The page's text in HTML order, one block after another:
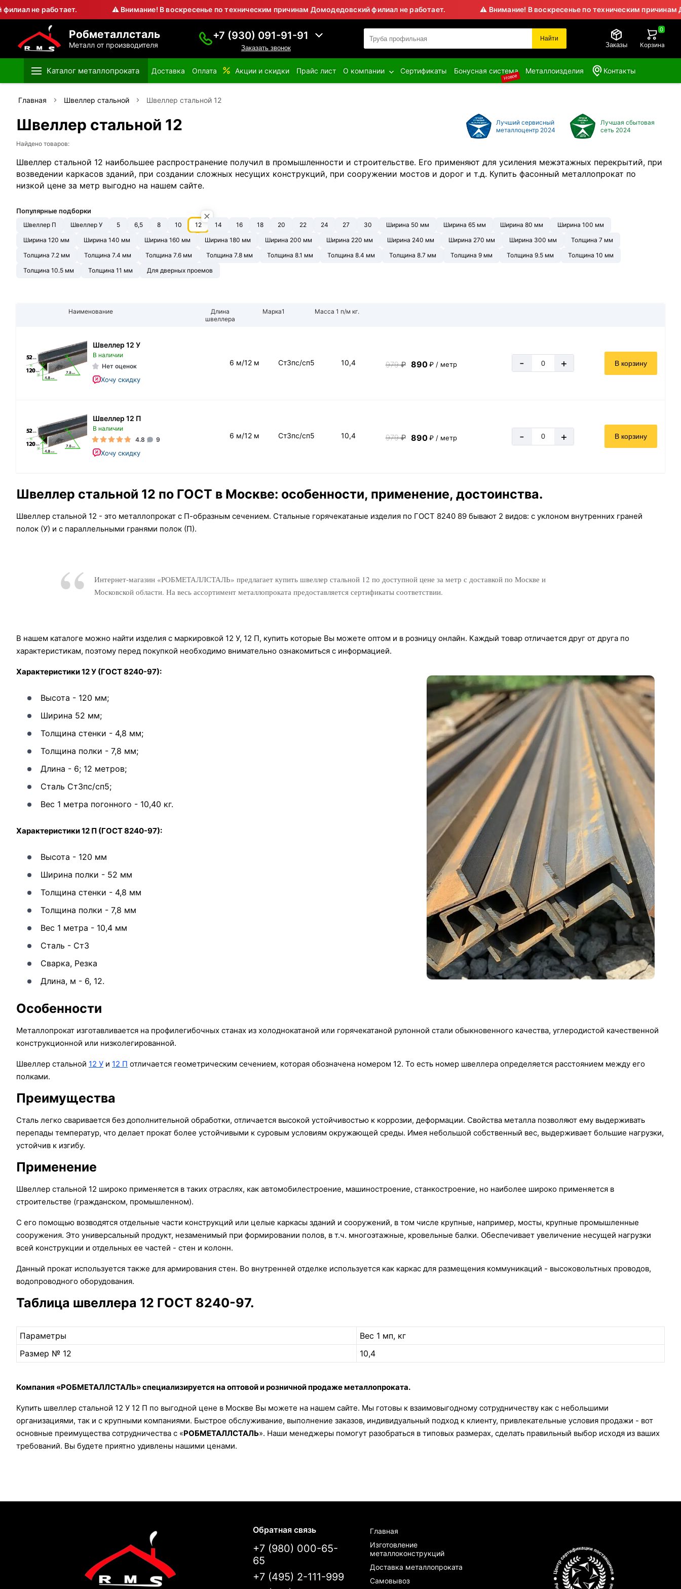
работает. ⚠ Внимание! В воскресенье по техническим причинам Домодедовский филиал не работает. ⚠ Внимание! В воскресенье по техническим причинам
Робметаллсталь
Металл от производителя
+7 (930) 091-91-91
Заказать звонок
Найти
Заказы Корзина
0
Каталог металлопроката Доставка Оплата Акции и скидки Прайс лист О компании Сертификаты Бонусная система
Новое
Металлоизделия Контакты
Главная Швеллер стальной Швеллер стальной 12
Швеллер стальной 12
Найдено товаров:
Швеллер стальной 12 наибольшее распространение получил в промышленности и строительстве. Его применяют для усиления межэтажных перекрытий, при
возведении каркасов зданий, при создании сложных несущих конструкций, при сооружении мостов и дорог и т.д. Купить фасонный металлопрокат по
низкой цене за метр выгодно на нашем сайте.
Популярные подборки
Швеллер П Швеллер У 5 6,5 8 10 12 14 16 18 20 22 24 27 30 Ширина 50 мм Ширина 65 мм Ширина 80 мм
Ширина 100 мм
Ширина 120 мм
Ширина 140 мм Ширина 160 мм Ширина 180 мм Ширина 200 мм Ширина 220 мм Ширина 240 мм Ширина 270 мм Ширина 300 мм
Толщина 7 мм
Толщина 7.2 мм
Толщина 7.4 мм Толщина 7.6 мм Толщина 7.8 мм Толщина 8.1 мм Толщина 8.4 мм Толщина 8.7 мм Толщина 9 мм Толщина 9.5 мм
Толщина 10 мм
Толщина 10.5 мм
Толщина 11 мм Для дверных проемов
Лучший сервисный
металлоцентр 2024
Лучшая сбытовая
сеть 2024
Наименование
Длина
швеллера
Марка1 Масса 1 п/м кг.
Швеллер 12 У
В наличии
Нет оценок
Хочу скидку
6 м/12 м Ст3пс/сп5 10,4 979₽ 890 ₽ / метр - + В корзину
Швеллер 12 П
В наличии
4.8
9
Хочу скидку
6 м/12 м Ст3пс/сп5 10,4 979₽ 890 ₽ / метр - + В корзину
Швеллер стальной 12 по ГОСТ в Москве: особенности, применение, достоинства.
Швеллер стальной 12 - это металлопрокат с П-образным сечением. Стальные горячекатаные изделия по ГОСТ 8240 89 бывают 2 видов: с уклоном внутренних граней
полок (У) и с параллельными гранями полок (П).
Интернет-магазин «РОБМЕТАЛЛСТАЛЬ» предлагает купить швеллер стальной 12 по доступной цене за метр с доставкой по Москве и
Московской области. На весь ассортимент металлопроката предоставляется сертификаты соответствии.
В нашем каталоге можно найти изделия с маркировкой 12 У, 12 П, купить которые Вы можете оптом и в розницу онлайн. Каждый товар отличается друг от друга по
характеристикам, поэтому перед покупкой необходимо внимательно ознакомиться с информацией.
Характеристики 12 У (ГОСТ 8240-97):
Высота - 120 мм;
Ширина 52 мм;
Толщина стенки - 4,8 мм;
Толщина полки - 7,8 мм;
Длина - 6; 12 метров;
Сталь Ст3пс/сп5;
Вес 1 метра погонного - 10,40 кг.
Характеристики 12 П (ГОСТ 8240-97):
Высота - 120 мм
Ширина полки - 52 мм
Толщина стенки - 4,8 мм
Толщина полки - 7,8 мм
Вес 1 метра - 10,4 мм
Сталь - Ст3
Сварка, Резка
Длина, м - 6, 12.
Особенности
Металлопрокат изготавливается на профилегибочных станах из холоднокатаной или горячекатаной рулонной стали обыкновенного качества, углеродистой качественной
конструкционной или низколегированной.
Швеллер стальной 12 У и 12 П отличается геометрическим сечением, которая обозначена номером 12. То есть номер швеллера определяется расстоянием между его
полками.
Преимущества
Сталь легко сваривается без дополнительной обработки, отличается высокой устойчивостью к коррозии, деформации. Свойства металла позволяют ему выдерживать
перепады температур, что делает прокат более устойчивыми к суровым условиям окружающей среды. Имея небольшой собственный вес, выдерживает большие нагрузки,
устойчив к изгибу.
Применение
Швеллер стальной 12 широко применяется в таких отраслях, как автомобилестроение, машиностроение, станкостроение, но наиболее широко применяется в
строительстве (гражданском, промышленном).
С его помощью возводятся отдельные части конструкций или целые каркасы зданий и сооружений, в том числе крупные, например, мосты, крупные промышленные
сооружения. Это универсальный продукт, незаменимый при формировании полов, в т.ч. многоэтажные, кровельные балки. Обеспечивает увеличение несущей нагрузки
всей конструкции и отдельных ее частей - стен и колонн.
Данный прокат используется также для армирования стен. Во внутренней отделке используется как каркас для размещения коммуникаций - высоковольтных проводов,
водопроводного оборудования.
Таблица швеллера 12 ГОСТ 8240-97.
Параметры
Вес 1 мп, кг
Размер № 12
10,4
Компания «РОБМЕТАЛЛСТАЛЬ» специализируется на оптовой и розничной продаже металлопроката.
Купить швеллер стальной 12 У 12 П по выгодной цене в Москве Вы можете на нашем сайте. Мы готовы к взаимовыгодному сотрудничеству как с небольшими
организациями, так и с крупными компаниями. Быстрое обслуживание, выполнение заказов, индивидуальный подход к клиенту, привлекательные условия продажи - вот
основные преимущества сотрудничества с «РОБМЕТАЛЛСТАЛЬ». Наши менеджеры помогут разобраться в типовых размерах, сделать правильный выбор исходя из ваших
требований. Вы будете приятно удивлены нашими ценами.
Главная
Изготовление
металлоконструкций
Доставка металлопроката
Самовывоз
Обратная связь
+7 (980) 000-65-
65
+7 (495) 2-111-999